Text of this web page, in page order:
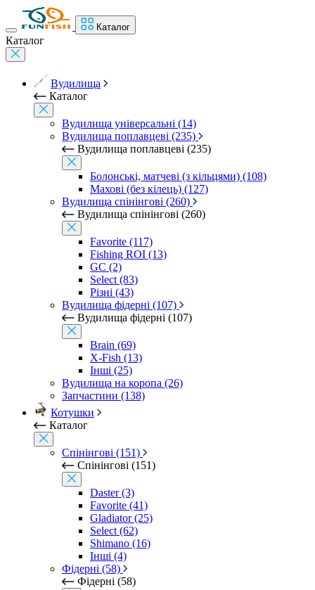
Каталог
Каталог
Вудилища
Каталог
Вудилища універсальні (14)
Вудилища поплавцеві (235)
Вудилища поплавцеві (235)
Болонські, матчеві (з кільцями) (108)
Махові (без кілець) (127)
Вудилища спінінгові (260)
Вудилища спінінгові (260)
Favorite (117)
Fishing ROI (13)
GC (2)
Select (83)
Різні (43)
Вудилища фідерні (107)
Вудилища фідерні (107)
Brain (69)
X-Fish (13)
Інші (25)
Вудилища на коропа (26)
Запчастини (138)
Котушки
Каталог
Спінінгові (151)
Спінінгові (151)
Daster (3)
Favorite (41)
Gladiator (25)
Select (62)
Shimano (16)
Інші (4)
Фідерні (58)
Фідерні (58)